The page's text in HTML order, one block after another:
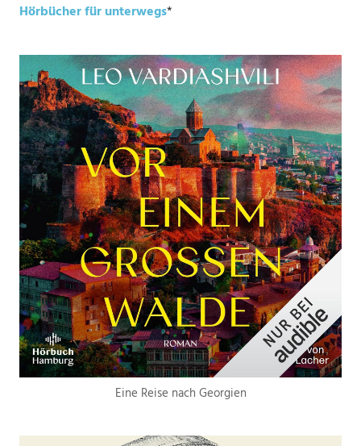
Hörbücher für unterwegs*
Eine Reise nach Georgien